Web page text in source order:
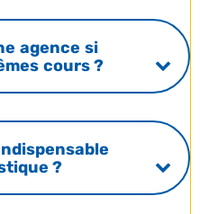
agence si
cours ?
?